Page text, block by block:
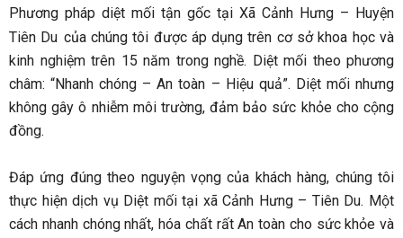
Phương pháp diệt mối tận gốc tại Xã Cảnh Hưng – Huyện
Tiên Du của chúng tôi được áp dụng trên cơ sở khoa học và
kinh nghiệm trên 15 năm trong nghề. Diệt mối theo phương
châm: “Nhanh chóng – An toàn – Hiệu quả”. Diệt mối nhưng
không gây ô nhiễm môi trường, đảm bảo sức khỏe cho cộng
đồng.
Đáp ứng đúng theo nguyện vọng của khách hàng, chúng tôi
thực hiện dịch vụ Diệt mối tại xã Cảnh Hưng – Tiên Du. Một
cách nhanh chóng nhất, hóa chất rất An toàn cho sức khỏe và